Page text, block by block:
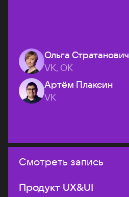
Ольга Стратанович
VK, ОК
Артём Плаксин
VK
Смотреть запись
Продукт UX&UI